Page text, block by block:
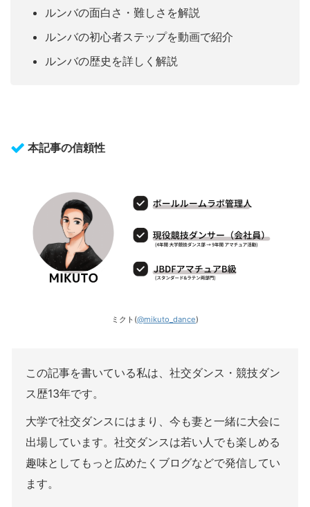
ルンバの面白さ・難しさを解説
ルンバの初心者ステップを動画で紹介
ルンバの歴史を詳しく解説
本記事の信頼性
ミクト(@mikuto_dance)
この記事を書いている私は、社交ダンス・競技ダン
ス歴13年です。
大学で社交ダンスにはまり、今も妻と一緒に大会に
出場しています。社交ダンスは若い人でも楽しめる
趣味としてもっと広めたくブログなどで発信してい
ます。